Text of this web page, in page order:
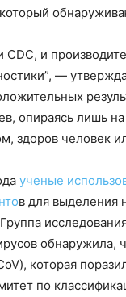
CDC, и
—
опираясь лишь
здоров человек
ученые
в для выделения
обнаружила,
которая
по